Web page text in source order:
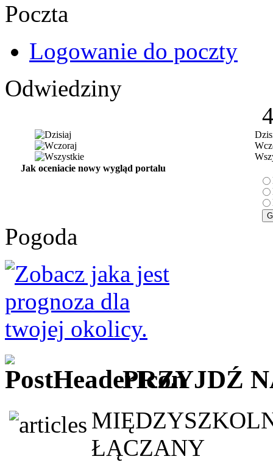
Poczta
Logowanie do poczty
Odwiedziny
Jak oceniacie nowy wygląd portalu
Pogoda
PRZYJDŹ
ŁĄCZANY